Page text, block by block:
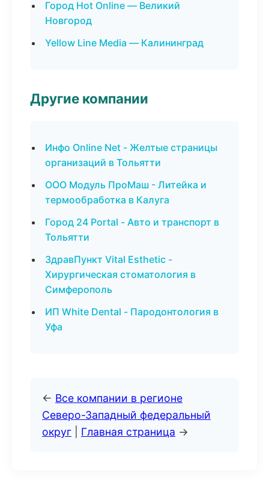
Город Hot Online — Великий
Новгород
Yellow Line Media — Калининград
Другие компании
Инфо Online Net - Желтые страницы
организаций в Тольятти
ООО Модуль ПроМаш - Литейка и
термообработка в Калуга
Город 24 Portal - Авто и транспорт в
Тольятти
ЗдравПункт Vital Esthetic -
Хирургическая стоматология в
Симферополь
ИП White Dental - Пародонтология в
Уфа
← Все компании в регионе
Северо-Западный федеральный
округ
Главная страница →